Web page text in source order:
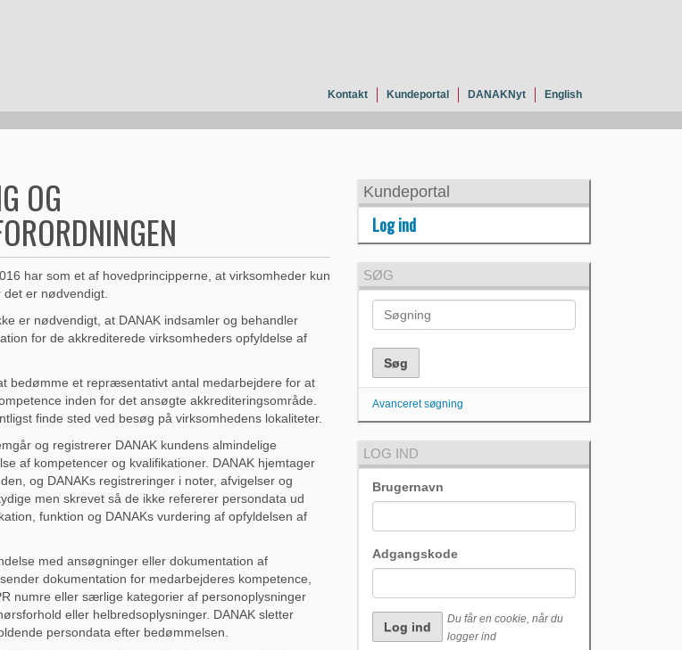
Kontakt Kundeportal DANAKNyt English
OG
har som et af hovedprincipperne, at virksomheder kun
er nødvendigt.
er nødvendigt, at DANAK indsamler og behandler
for de akkrediterede virksomheders opfyldelse af
bedømme et repræsentativt antal medarbejdere for at
inden for det ansøgte akkrediteringsområde.
finde sted ved besøg på virksomhedens lokaliteter.
og registrerer DANAK kundens almindelige
af kompetencer og kvalifikationer. DANAK hjemtager
og DANAKs registreringer i noter, afvigelser og
men skrevet så de ikke refererer persondata ud
funktion og DANAKs vurdering af opfyldelsen af
med ansøgninger eller dokumentation af
dokumentation for medarbejderes kompetence,
numre eller særlige kategorier af personoplysninger
eller helbredsoplysninger. DANAK sletter
persondata efter bedømmelsen.
Kundeportal
Log ind
SØG
Avanceret søgning
LOG IND
Brugernavn
Adgangskode
Du får en cookie, når du
logger ind